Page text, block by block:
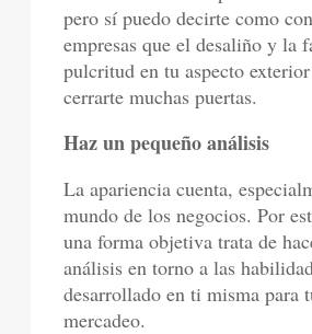
pero sí puedo decirte como
empresas que el desaliño y la
pulcritud en tu aspecto
cerrarte muchas puertas.
Haz un pequeño análisis
La apariencia cuenta,
mundo de los negocios. Por
una forma objetiva trata de
análisis en torno a las
desarrollado en ti misma para
mercadeo.